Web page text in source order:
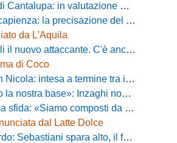
in valutazione Blazevic e Anton
la precisazione del club laniero
da L'Aquila
attaccante. C'è anche l'ufficialità
di Coco
tra il Comune e il club di De Laurentiis
non si nasconde e carica l'ambiente
da elementi validi con motivazioni altissime»
dal Latte Dolce
spara alto, il futuro resta un enigma